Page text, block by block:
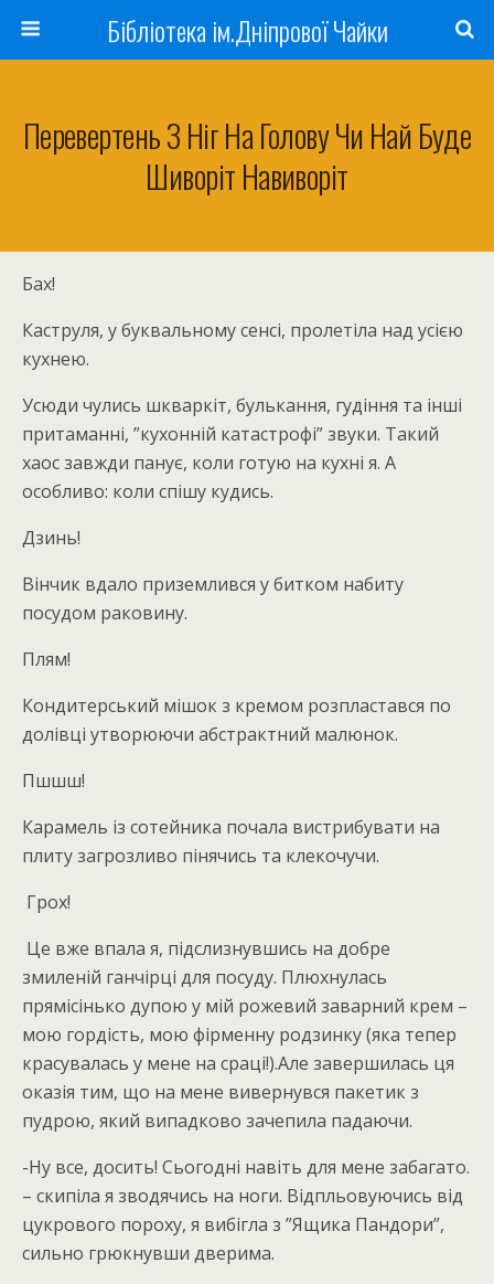
Бібліотека ім.Дніпрової Чайки
Перевертень З Ніг На Голову Чи Най Буде
Шиворіт Навиворіт
Бах!
Каструля, у буквальному сенсі, пролетіла над усією
кухнею.
Усюди чулись шкваркіт, булькання, гудіння та інші
притаманні, ”кухонній катастрофі” звуки. Такий
хаос завжди панує, коли готую на кухні я. А
особливо: коли спішу кудись.
Дзинь!
Вінчик вдало приземлився у битком набиту
посудом раковину.
Плям!
Кондитерський мішок з кремом розпластався по
долівці утворюючи абстрактний малюнок.
Пшшш!
Карамель із сотейника почала вистрибувати на
плиту загрозливо пінячись та клекочучи.
Грох!
Це вже впала я, підслизнувшись на добре
змиленій ганчірці для посуду. Плюхнулась
прямісінько дупою у мій рожевий заварний крем –
мою гордість, мою фірменну родзинку (яка тепер
красувалась у мене на сраці!).Але завершилась ця
оказія тим, що на мене вивернувся пакетик з
пудрою, який випадково зачепила падаючи.
-Ну все, досить! Сьогодні навіть для мене забагато.
– скипіла я зводячись на ноги. Відпльовуючись від
цукрового пороху, я вибігла з ”Ящика Пандори”,
сильно грюкнувши дверима.